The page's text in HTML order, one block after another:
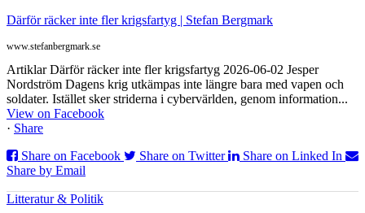
Därför räcker inte fler krigsfartyg | Stefan Bergmark
www.stefanbergmark.se
Artiklar Därför räcker inte fler krigsfartyg 2026-06-02 Jesper
Nordström Dagens krig utkämpas inte längre bara med vapen och
soldater. Istället sker striderna i cybervärlden, genom information...
View on Facebook
· Share
Share on Facebook
Share on Twitter
Share on Linked In
Share by Email
Litteratur & Politik